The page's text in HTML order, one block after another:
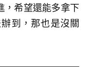
，希望還能多拿下
到，那也是沒關